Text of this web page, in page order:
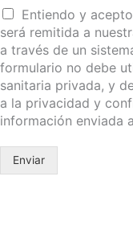
Entiendo y
será remitida a
a través de un
formulario no debe
sanitaria privada, y
a la privacidad y
información enviada
Enviar